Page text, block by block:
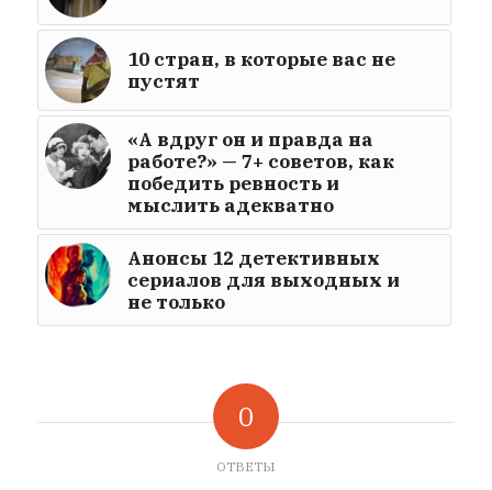
10 стран, в которые вас не
пустят
«А вдруг он и правда на
работе?» — 7+ советов, как
победить ревность и
мыслить адекватно
Анонсы 12 детективных
сериалов для выходных и
не только
0
ОТВЕТЫ